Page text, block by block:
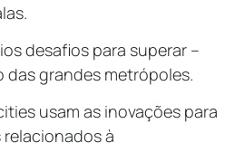
desafios para superar –
das grandes metrópoles.
usam as inovações para
à